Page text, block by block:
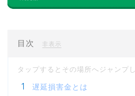
目次 非表示
遅延損害金とは